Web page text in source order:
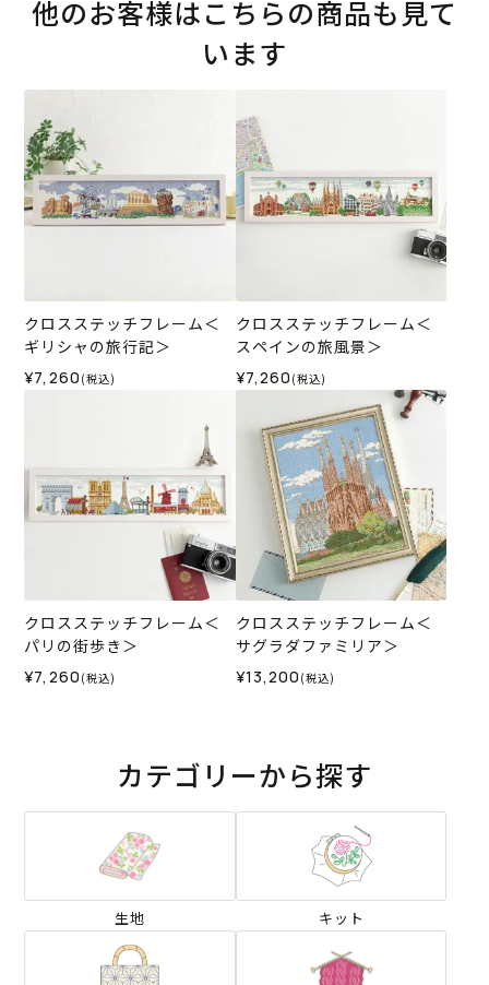
他のお客様はこちらの商品も見て
います
クロスステッチフレーム＜
ギリシャの旅行記＞
¥7,260 (税込)
クロスステッチフレーム＜
スペインの旅風景＞
¥7,260 (税込)
クロスステッチフレーム＜
パリの街歩き＞
¥7,260 (税込)
クロスステッチフレーム＜
サグラダファミリア＞
¥13,200 (税込)
カテゴリーから探す
生地 キット